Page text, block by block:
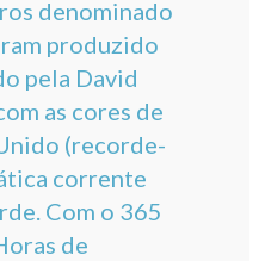
denominado
produzido
pela David
as cores de
(recorde-
corrente
Com o 365
de